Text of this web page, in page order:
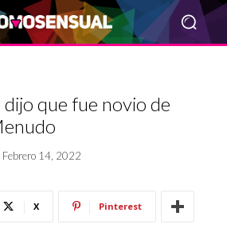
que fue novio de
Febrero 14, 2022
X Pinterest